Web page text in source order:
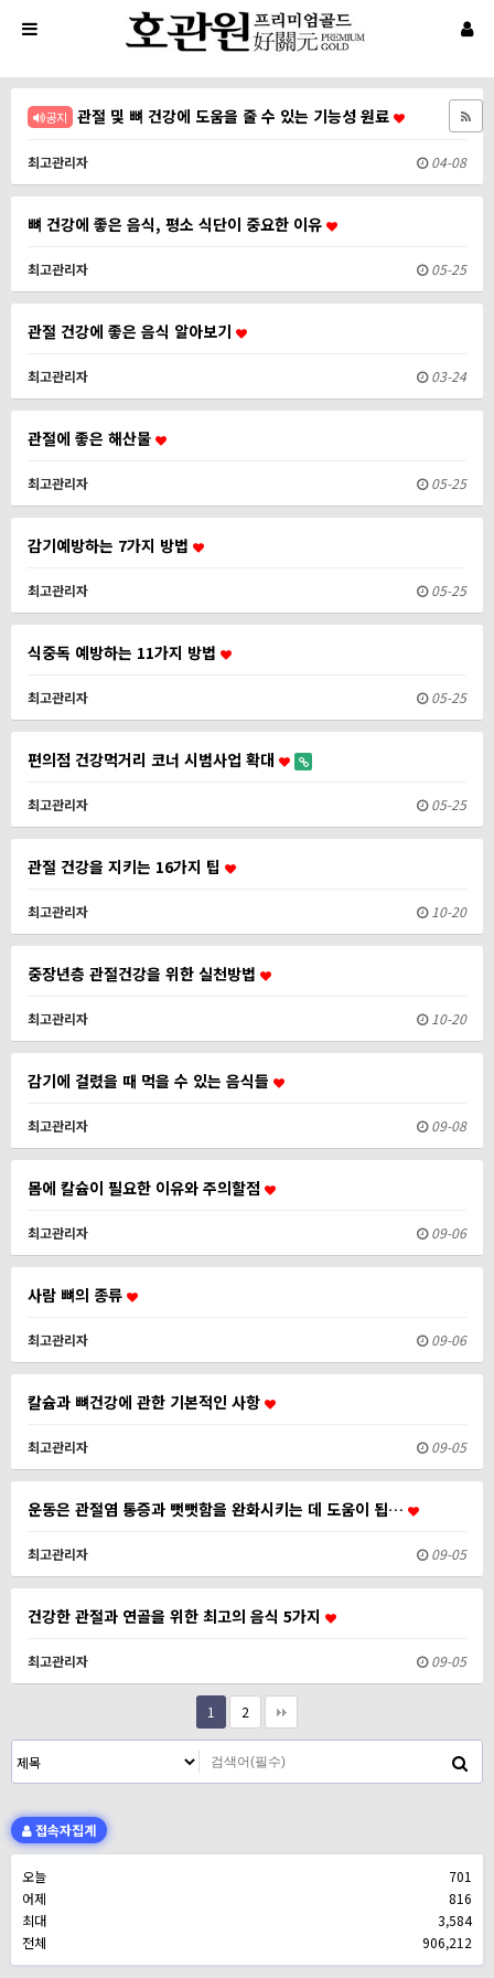
공지 관절 및 뼈 건강에 도움을 줄 수 있는 기능성 원료
최고관리자 04-08
뼈 건강에 좋은 음식, 평소 식단이 중요한 이유
최고관리자 05-25
관절 건강에 좋은 음식 알아보기
최고관리자 03-24
관절에 좋은 해산물
최고관리자 05-25
감기예방하는 7가지 방법
최고관리자 05-25
식중독 예방하는 11가지 방법
최고관리자 05-25
편의점 건강먹거리 코너 시범사업 확대
최고관리자 05-25
관절 건강을 지키는 16가지 팁
최고관리자 10-20
중장년층 관절건강을 위한 실천방법
최고관리자 10-20
감기에 걸렸을 때 먹을 수 있는 음식들
최고관리자 09-08
몸에 칼슘이 필요한 이유와 주의할점
최고관리자 09-06
사람 뼈의 종류
최고관리자 09-06
칼슘과 뼈건강에 관한 기본적인 사항
최고관리자 09-05
운동은 관절염 통증과 뻣뻣함을 완화시키는 데 도움이 됩…
최고관리자 09-05
건강한 관절과 연골을 위한 최고의 음식 5가지
최고관리자 09-05
1 2
접속자집계
오늘
701
어제
816
최대
3,584
전체
906,212